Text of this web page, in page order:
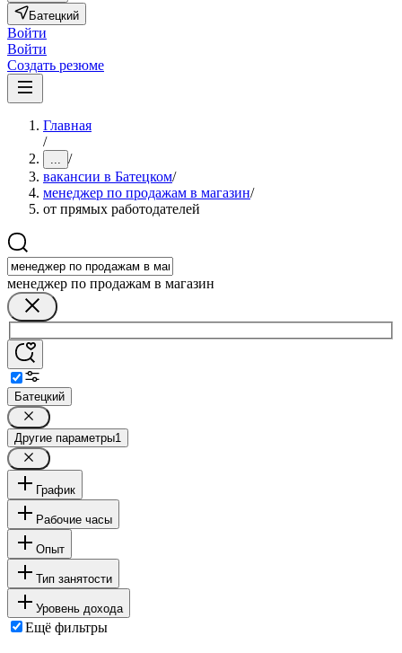
Батецкий
Войти
Войти
Создать резюме
Главная
/
... /
вакансии в Батецком/
менеджер по продажам в магазин/
от прямых работодателей
менеджер по продажам в магазин
Батецкий
Другие параметры1
График
Рабочие часы
Опыт
Тип занятости
Уровень дохода
Ещё фильтры